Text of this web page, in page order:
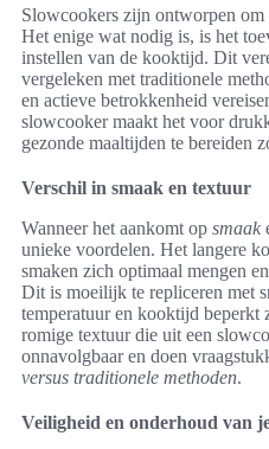
Slowcookers zijn ontworpen
Het enige wat nodig is, is het
instellen van de kooktijd. Dit
vergeleken met traditionele
en actieve betrokkenheid
slowcooker maakt het voor
gezonde maaltijden te bereiden
Verschil in smaak en textuur
Wanneer het aankomt op smaak
unieke voordelen. Het langere
smaken zich optimaal mengen
Dit is moeilijk te repliceren met
temperatuur en kooktijd beperkt
romige textuur die uit een
onnavolgbaar en doen
versus traditionele methoden.
Veiligheid en onderhoud van